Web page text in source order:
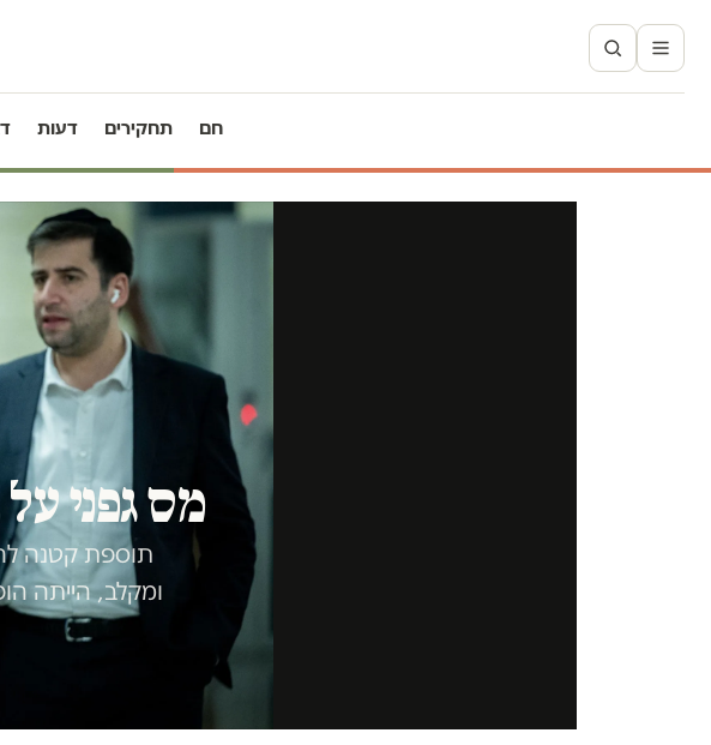
חם תחקירים דעות
מס גפני
תוספת קטנה
ומקלב, הייתה